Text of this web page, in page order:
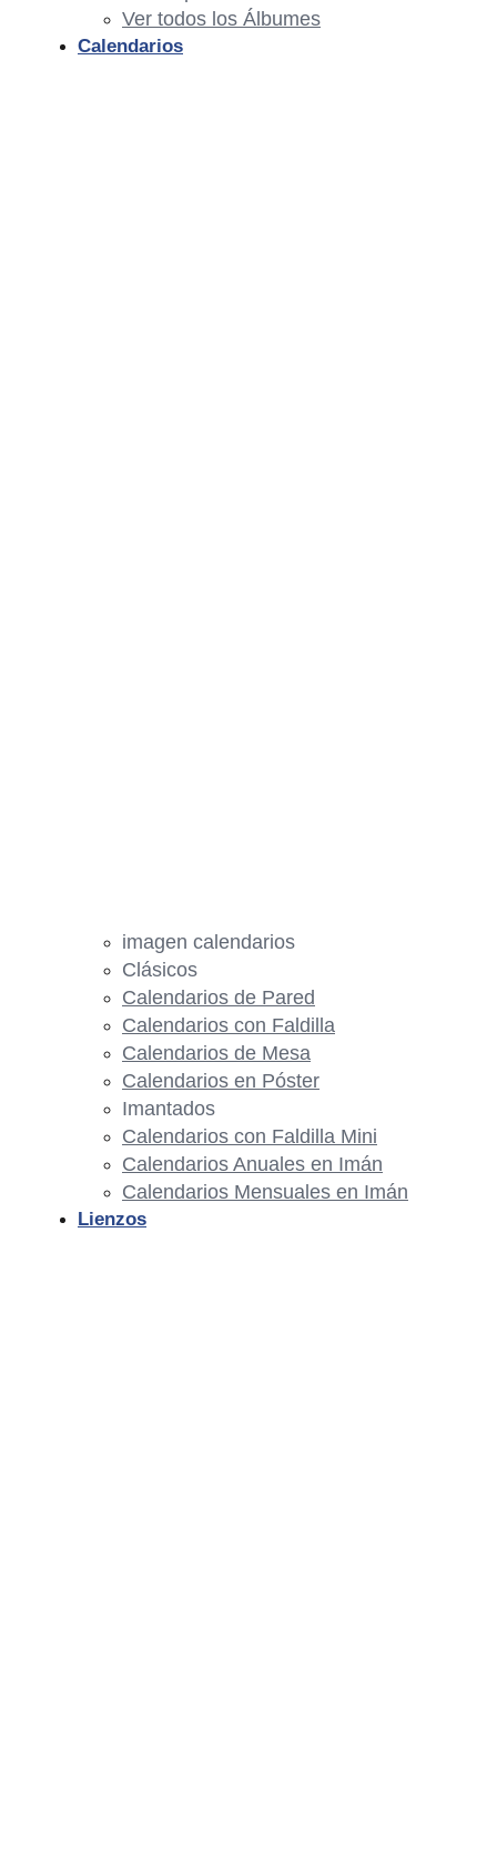
Ver todos los Álbumes
Calendarios
imagen calendarios
Clásicos
Calendarios de Pared
Calendarios con Faldilla
Calendarios de Mesa
Calendarios en Póster
Imantados
Calendarios con Faldilla Mini
Calendarios Anuales en Imán
Calendarios Mensuales en Imán
Lienzos